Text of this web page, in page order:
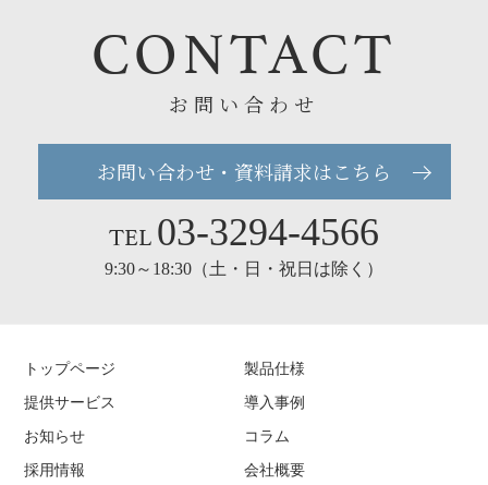
CONTACT
お問い合わせ
お問い合わせ・資料請求はこちら
TEL03-3294-4566
9:30～18:30（土・日・祝日は除く）
トップページ
製品仕様
提供サービス
導入事例
お知らせ
コラム
採用情報
会社概要